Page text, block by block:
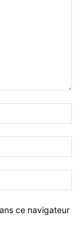
ce navigateur